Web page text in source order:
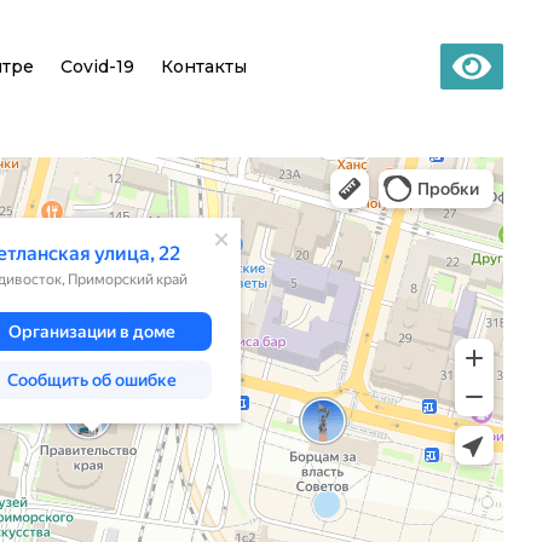
Covid-19 Контакты